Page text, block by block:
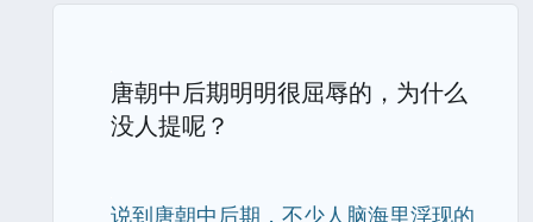
唐朝中后期明明很屈辱的，为什么
没人提呢？
说到唐朝中后期，不少人脑海里浮现的